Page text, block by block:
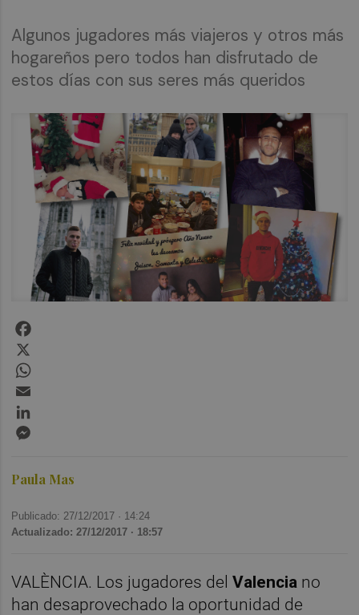
Algunos jugadores más viajeros y otros más
hogareños pero todos han disfrutado de
estos días con sus seres más queridos
Paula Mas
Publicado: 27/12/2017 · 14:24
Actualizado: 27/12/2017 · 18:57
VALÈNCIA. Los jugadores delValencia no
han desaprovechado la oportunidad de